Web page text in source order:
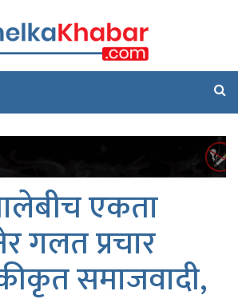
एकता
गलत प्रचार
समाजवादी,